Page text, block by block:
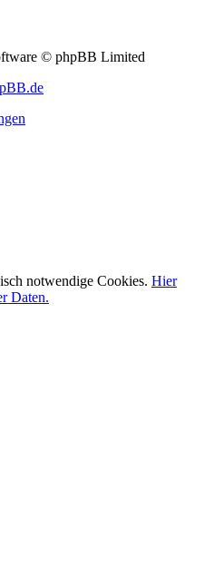
© phpBB Limited
notwendige Cookies. Hier
Daten.